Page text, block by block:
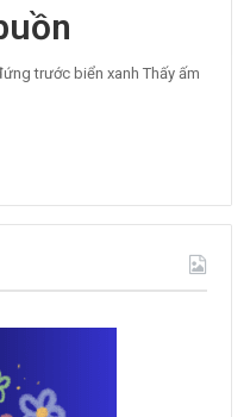
trước biển xanh Thấy ấm